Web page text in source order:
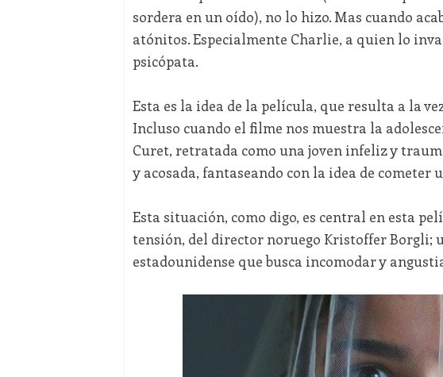
sordera en un oído), no lo hizo. Mas cuando
atónitos. Especialmente Charlie, a quien lo
psicópata.
Esta es la idea de la película, que resulta a la
Incluso cuando el filme nos muestra la
Curet, retratada como una joven infeliz y
y acosada, fantaseando con la idea de cometer
Esta situación, como digo, es central en esta
tensión, del director noruego Kristoffer Borgli;
estadounidense que busca incomodar y